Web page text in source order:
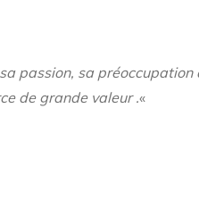
passion, sa préoccupation
de grande valeur .«